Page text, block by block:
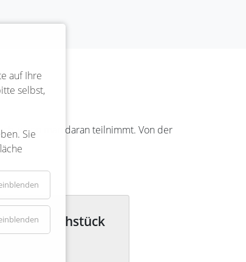
wenn man daran teilnimmt. Von der
– Frühstück
auf Ihre
selbst,
Sie